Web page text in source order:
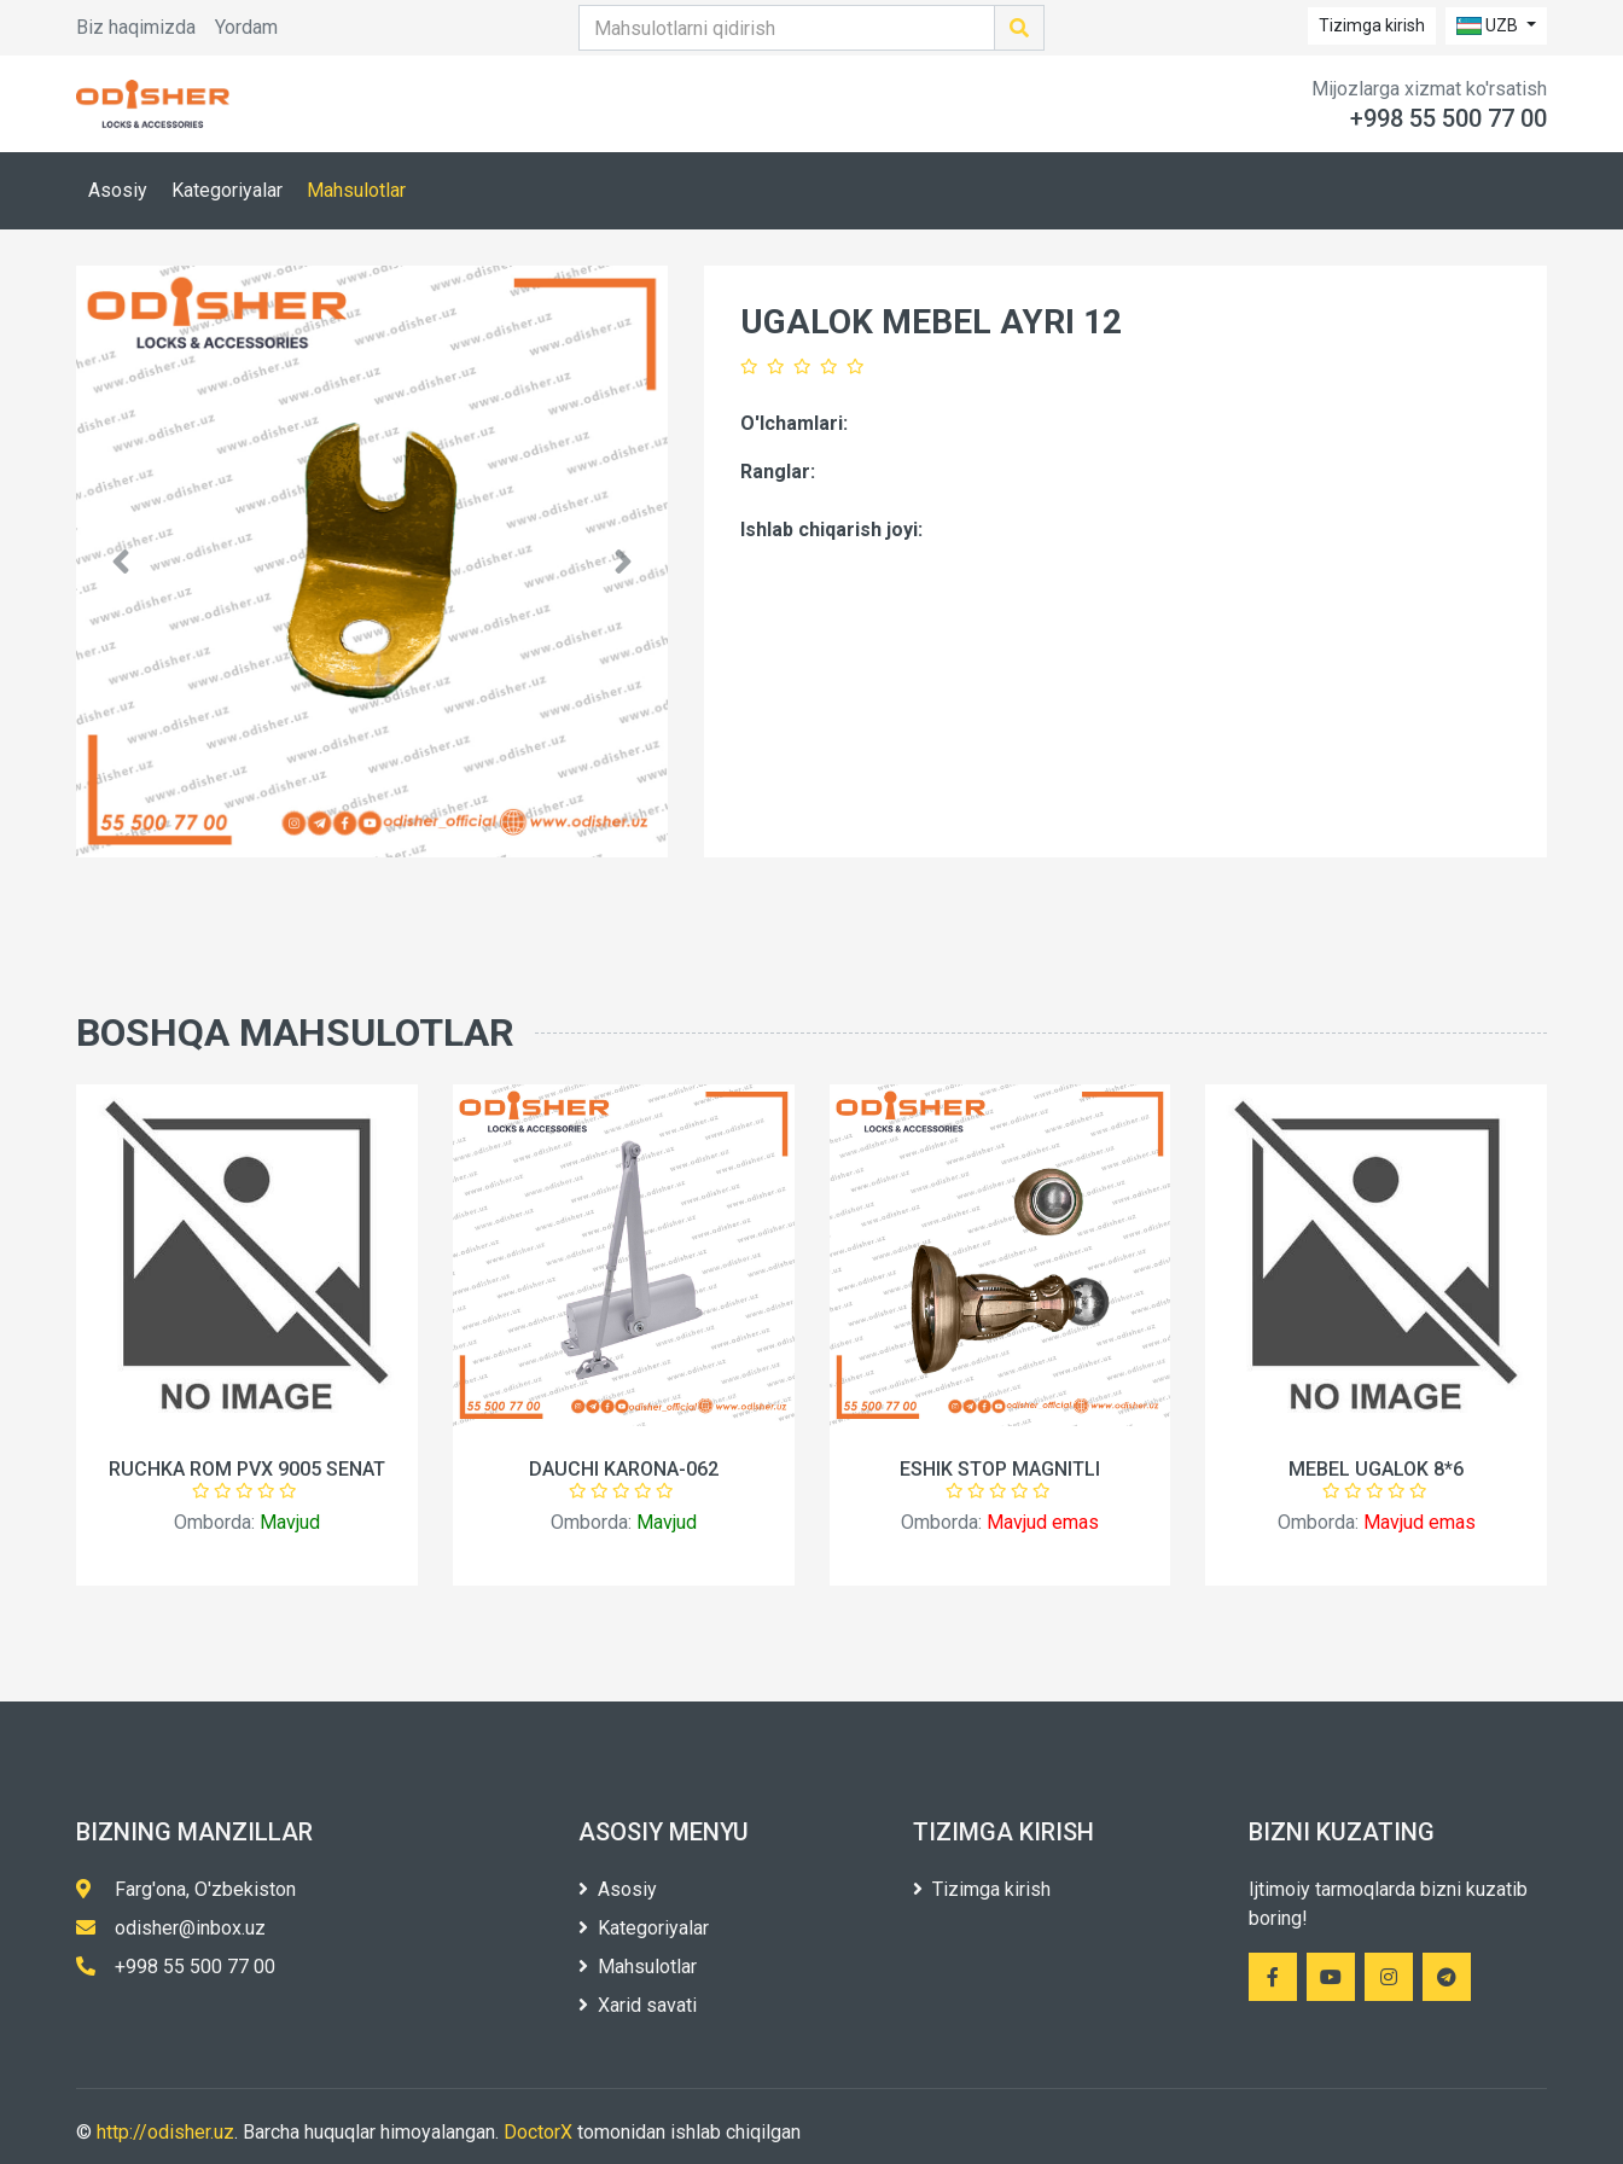
Biz haqimizda Yordam Tizimga kirish UZB
Mijozlarga xizmat ko'rsatish
+998 55 500 77 00
Asosiy Kategoriyalar Mahsulotlar
UGALOK MEBEL AYRI 12
O'lchamlari:
Ranglar:
Ishlab chiqarish joyi:
BOSHQA MAHSULOTLAR
RUCHKA ROM PVX 9005 SENAT
Omborda: Mavjud
DAUCHI KARONA-062
Omborda: Mavjud
ESHIK STOP MAGNITLI
Omborda: Mavjud emas
MEBEL UGALOK 8*6
Omborda: Mavjud emas
BIZNING MANZILLAR
Farg'ona, O'zbekiston
odisher@inbox.uz
+998 55 500 77 00
ASOSIY MENYU
Asosiy
Kategoriyalar
Mahsulotlar
Xarid savati
TIZIMGA KIRISH
Tizimga kirish
BIZNI KUZATING
Ijtimoiy tarmoqlarda bizni kuzatib
boring!
© http://odisher.uz. Barcha huquqlar himoyalangan. DoctorX tomonidan ishlab chiqilgan